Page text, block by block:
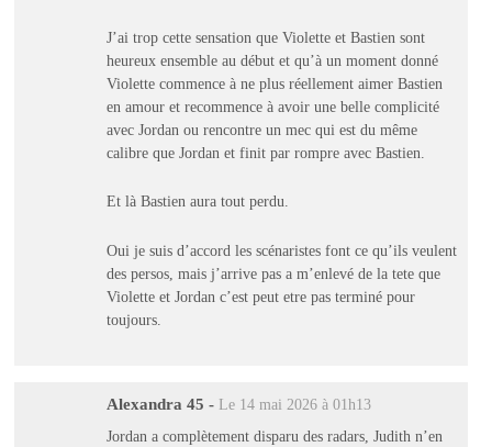
J’ai trop cette sensation que Violette et Bastien sont
heureux ensemble au début et qu’à un moment donné
Violette commence à ne plus réellement aimer Bastien
en amour et recommence à avoir une belle complicité
avec Jordan ou rencontre un mec qui est du même
calibre que Jordan et finit par rompre avec Bastien.
Et là Bastien aura tout perdu.
Oui je suis d’accord les scénaristes font ce qu’ils veulent
des persos, mais j’arrive pas a m’enlevé de la tete que
Violette et Jordan c’est peut etre pas terminé pour
toujours.
Alexandra 45 - Le 14 mai 2026 à 01h13
Jordan a complètement disparu des radars, Judith n’en